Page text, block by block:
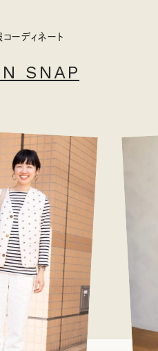
ーディネート
SNAP